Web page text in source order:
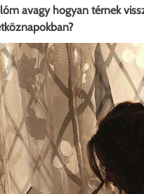
avagy hogyan térnek